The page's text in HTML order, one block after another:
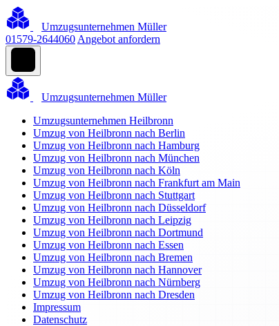
Umzugsunternehmen Müller
01579-2644060 Angebot anfordern
Umzugsunternehmen Müller
Umzugsunternehmen Heilbronn
Umzug von Heilbronn nach Berlin
Umzug von Heilbronn nach Hamburg
Umzug von Heilbronn nach München
Umzug von Heilbronn nach Köln
Umzug von Heilbronn nach Frankfurt am Main
Umzug von Heilbronn nach Stuttgart
Umzug von Heilbronn nach Düsseldorf
Umzug von Heilbronn nach Leipzig
Umzug von Heilbronn nach Dortmund
Umzug von Heilbronn nach Essen
Umzug von Heilbronn nach Bremen
Umzug von Heilbronn nach Hannover
Umzug von Heilbronn nach Nürnberg
Umzug von Heilbronn nach Dresden
Impressum
Datenschutz